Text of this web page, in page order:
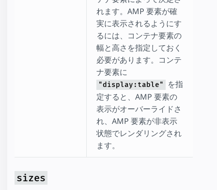
れます。AMP 要素が確
実に表示されるようにす
るには、コンテナ要素の
幅と高さを指定しておく
必要があります。コンテ
ナ要素に
"display:table"
を指
定すると、AMP 要素の
表示がオーバーライドさ
れ、AMP 要素が非表示
状態でレンダリングされ
ます。
sizes